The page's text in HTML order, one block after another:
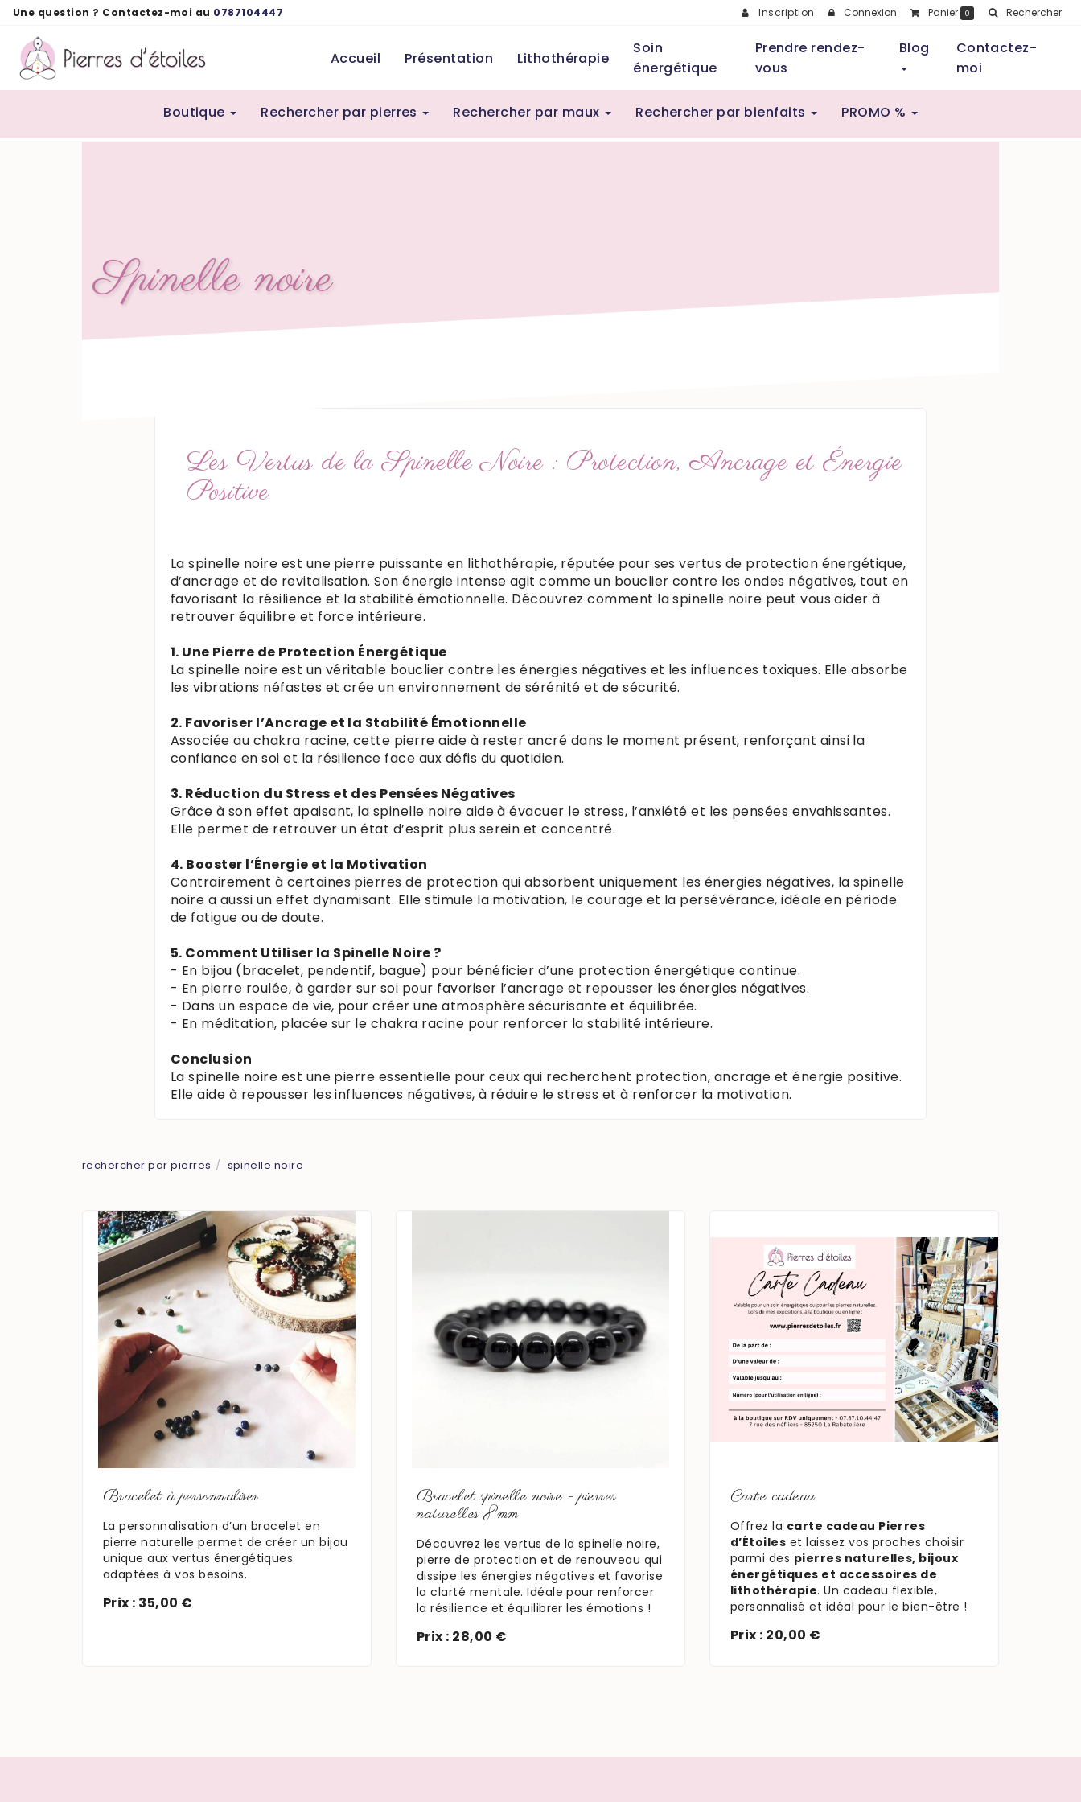
Accueil Présentation Lithothérapie
Soin
énergétique
Prendre rendez-
vous
Blog
Contactez-
moi
Boutique Rechercher par pierres Rechercher par maux Rechercher par bienfaits PROMO %
Spinelle noire
Les Vertus de la Spinelle Noire : Protection, Ancrage et Énergie
Positive
La spinelle noire est une pierre puissante en lithothérapie, réputée pour ses vertus de protection énergétique,
d’ancrage et de revitalisation. Son énergie intense agit comme un bouclier contre les ondes négatives, tout en
favorisant la résilience et la stabilité émotionnelle. Découvrez comment la spinelle noire peut vous aider à
retrouver équilibre et force intérieure.
1. Une Pierre de Protection Énergétique
La spinelle noire est un véritable bouclier contre les énergies négatives et les influences toxiques. Elle absorbe
les vibrations néfastes et crée un environnement de sérénité et de sécurité.
2. Favoriser l’Ancrage et la Stabilité Émotionnelle
Associée au chakra racine, cette pierre aide à rester ancré dans le moment présent, renforçant ainsi la
confiance en soi et la résilience face aux défis du quotidien.
3. Réduction du Stress et des Pensées Négatives
Grâce à son effet apaisant, la spinelle noire aide à évacuer le stress, l’anxiété et les pensées envahissantes.
Elle permet de retrouver un état d’esprit plus serein et concentré.
4. Booster l’Énergie et la Motivation
Contrairement à certaines pierres de protection qui absorbent uniquement les énergies négatives, la spinelle
noire a aussi un effet dynamisant. Elle stimule la motivation, le courage et la persévérance, idéale en période
de fatigue ou de doute.
5. Comment Utiliser la Spinelle Noire ?
- En bijou (bracelet, pendentif, bague) pour bénéficier d’une protection énergétique continue.
- En pierre roulée, à garder sur soi pour favoriser l’ancrage et repousser les énergies négatives.
- Dans un espace de vie, pour créer une atmosphère sécurisante et équilibrée.
- En méditation, placée sur le chakra racine pour renforcer la stabilité intérieure.
Conclusion
La spinelle noire est une pierre essentielle pour ceux qui recherchent protection, ancrage et énergie positive.
Elle aide à repousser les influences négatives, à réduire le stress et à renforcer la motivation.
rechercher par pierres spinelle noire
Bracelet à personnaliser
La personnalisation d’un bracelet en
pierre naturelle permet de créer un bijou
unique aux vertus énergétiques
adaptées à vos besoins.
Prix : 35,00 €
En savoir plus
Bracelet spinelle noire - pierres
naturelles 8mm
Découvrez les vertus de la spinelle noire,
pierre de protection et de renouveau qui
dissipe les énergies négatives et favorise
la clarté mentale. Idéale pour renforcer
la résilience et équilibrer les émotions !
Prix : 28,00 €
Carte cadeau
Offrez la carte cadeau Pierres
d’Étoiles et laissez vos proches choisir
parmi des pierres naturelles, bijoux
énergétiques et accessoires de
lithothérapie. Un cadeau flexible,
personnalisé et idéal pour le bien-être !
Prix : 20,00 €
Une question ? Contactez-moi au 0787104447 Inscription Connexion Panier 0 Rechercher
Panneau de gestion des cookies